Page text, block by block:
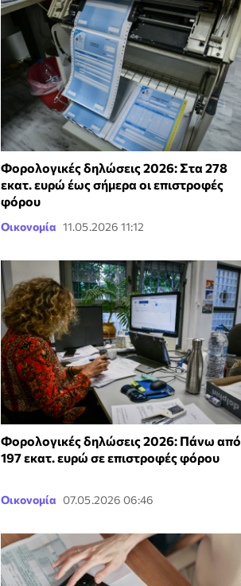
Φορολογικές δηλώσεις 2026: Στα 278
εκατ. ευρώ έως σήμερα οι επιστροφές
φόρου
Οικονομία 11.05.2026 11:12
Φορολογικές δηλώσεις 2026: Πάνω από
197 εκατ. ευρώ σε επιστροφές φόρου
Οικονομία 07.05.2026 06:46